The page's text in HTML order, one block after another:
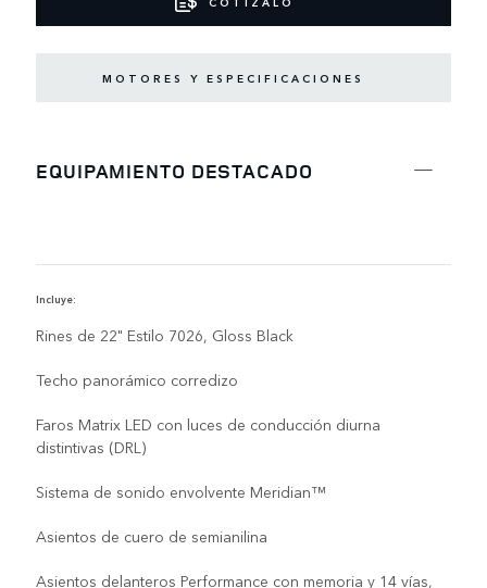
MOTORES Y ESPECIFICACIONES
EQUIPAMIENTO DESTACADO
Incluye:
Rines de 22" Estilo 7026, Gloss Black
Techo panorámico corredizo
Faros Matrix LED con luces de conducción diurna
distintivas (DRL)
Sistema de sonido envolvente Meridian™
Asientos de cuero de semianilina
Asientos delanteros Performance con memoria y 14 vías,